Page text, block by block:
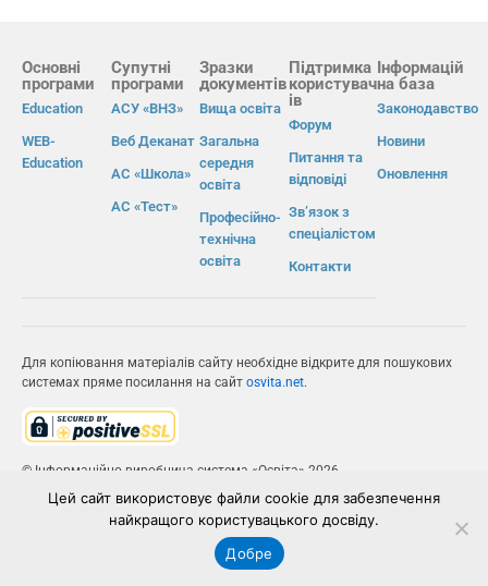
Основні
програми
Education
WEB-
Education
Супутні
програми
АСУ «ВНЗ»
Веб Деканат
АС «Школа»
АС «Тест»
Зразки
документів
Вища освіта
Загальна
середня
освіта
Професійно-
технічна
освіта
Підтримка
користувач
ів
Форум
Питання та
відповіді
Зв’язок з
спеціалістом
Контакти
Інформацій
на база
Законодавство
Новини
Оновлення
Для копіювання матеріалів сайту необхідне відкрите для пошукових
системах пряме посилання на сайт osvita.net.
© Інформаційно-виробнича система «Освіта» 2026.
ІВС «ОСВІТА»
Цей сайт використовує файли cookie для забезпечення
найкращого користувацького досвіду.
Добре